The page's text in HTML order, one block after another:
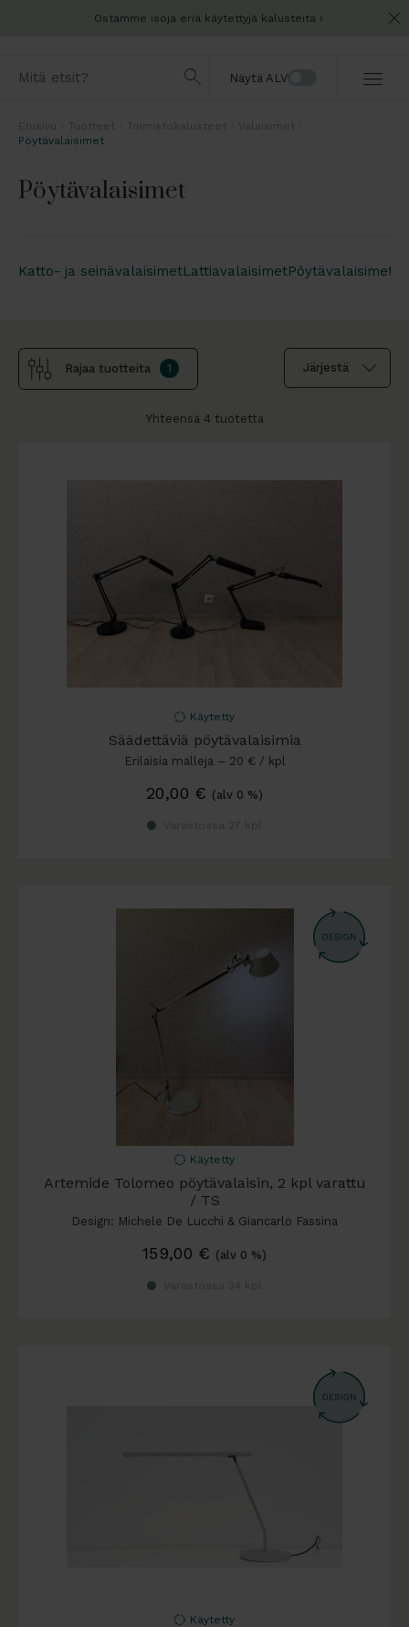
Ostamme isoja eriä käytettyjä kalusteita
Näytä ALV
Pöytävalaisimet
Pöytävalaisimet
Katto- ja seinävalaisimetLattiavalaisimetPöytävalaisimet
Rajaa tuotteita
Yhteensä 4 tuotetta
Käytetty
Säädettäviä pöytävalaisimia
Erilaisia malleja – 20 € / kpl
20,00 € (alv 0 %)
Käytetty
Artemide Tolomeo pöytävalaisin, 2 kpl varattu
/ TS
Design: Michele De Lucchi & Giancarlo Fassina
159,00 € (alv 0 %)
Käytetty